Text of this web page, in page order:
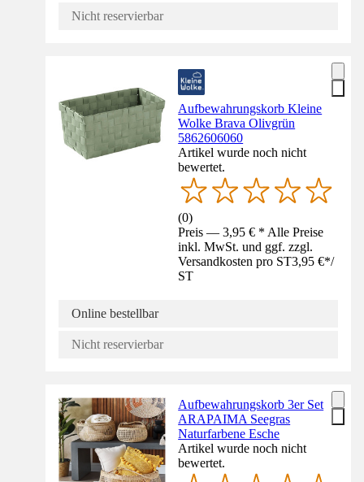
Nicht reservierbar
Aufbewahrungskorb Kleine
Wolke Brava Olivgrün
5862606060
Artikel wurde noch nicht
bewertet.
(0)
Preis — 3,95 € * Alle Preise
inkl. MwSt. und ggf. zzgl.
Versandkosten pro ST3,95 €*/
ST
Online bestellbar
Nicht reservierbar
Aufbewahrungskorb 3er Set
ARAPAIMA Seegras
Naturfarbene Esche
Artikel wurde noch nicht
bewertet.